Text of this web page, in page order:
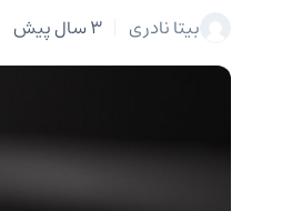
بیتا نادری 3 سال پیش